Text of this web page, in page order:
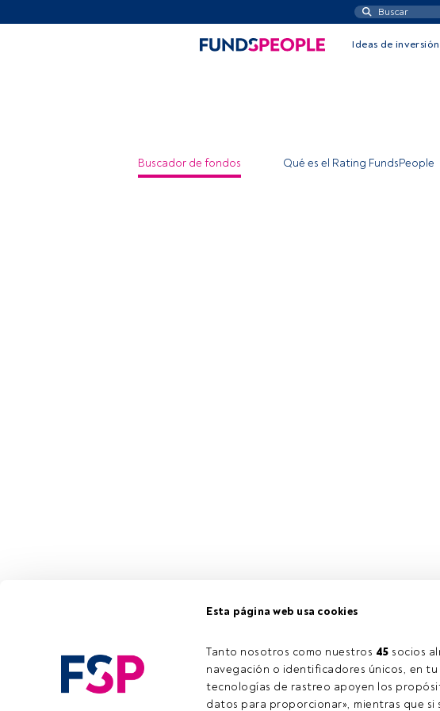
Esta página web usa cookies
Tanto nosotros como nuestros 45 socios
navegación o identificadores únicos, en
tecnologías de rastreo apoyen los
datos para proporcionar», mientras que
Ideas de inversión
Buscador de fondos Qué es el Rating FundsPeople